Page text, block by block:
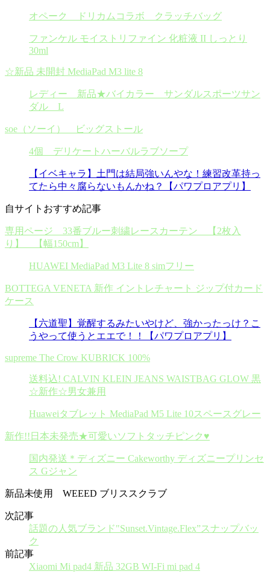
オペーク ドリカムコラボ クラッチバッグ
ファンケル モイストリファイン 化粧液 II しっとり
30ml
☆新品 未開封 MediaPad M3 lite 8
レディー 新品★バイカラー サンダルスポーツサン
ダル L
soe（ソーイ） ビッグストール
4個 デリケートハーバルラブソープ
【イベキャラ】土門は結局強いんやな！練習改革持っ
てたら中々腐らないもんかね？【パワプロアプリ】
自サイトおすすめ記事
専用ページ 33番ブルー刺繍レースカーテン 【2枚入
り】 【幅150cm】
HUAWEI MediaPad M3 Lite 8 simフリー
BOTTEGA VENETA 新作 イントレチャート ジップ付カード
ケース
【六道聖】覚醒するみたいやけど、強かったっけ？こ
うやって使うとエエで！！【パワプロアプリ】
supreme The Crow KUBRICK 100%
送料込! CALVIN KLEIN JEANS WAISTBAG GLOW 黒
☆新作☆男女兼用
Huaweiタブレット MediaPad M5 Lite 10スペースグレー
新作!!日本未発売★可愛いソフトタッチピンク♥
国内発送＊ディズニー Cakeworthy ディズニープリンセ
ス Gジャン
新品未使用 WEEED ブリススクラブ
次記事
話題の人気ブランド"Sunset.Vintage.Flex”スナップバッ
ク
前記事
Xiaomi Mi pad4 新品 32GB WI-Fi mi pad 4